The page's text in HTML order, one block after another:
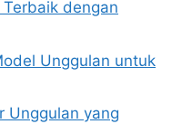
Terbaik dengan
Unggulan untuk
Unggulan yang